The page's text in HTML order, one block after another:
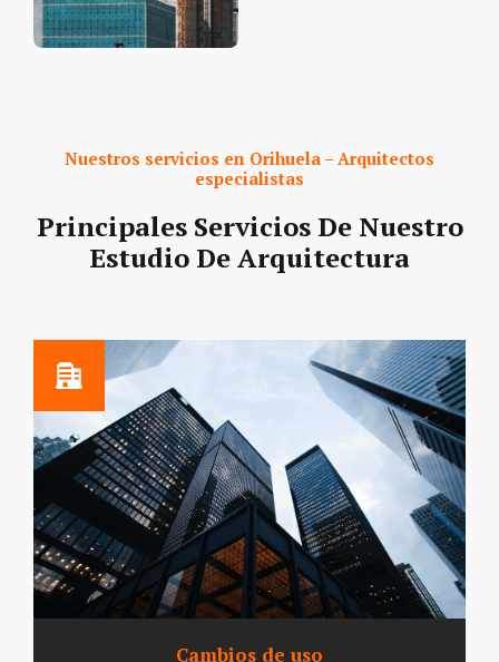
Nuestros servicios en Orihuela – Arquitectos
especialistas
Principales Servicios De Nuestro
Estudio De Arquitectura
Cambios de uso